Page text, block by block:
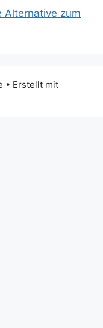
Alternative zum
• Erstellt mit